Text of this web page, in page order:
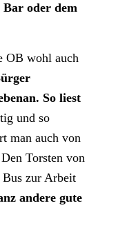
oder dem
OB wohl auch
So liest
und so
man auch von
Torsten von
zur Arbeit
andere gute